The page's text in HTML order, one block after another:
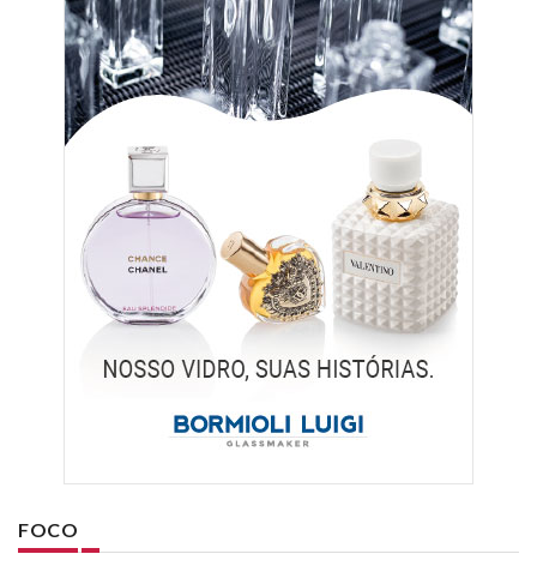
FOCO